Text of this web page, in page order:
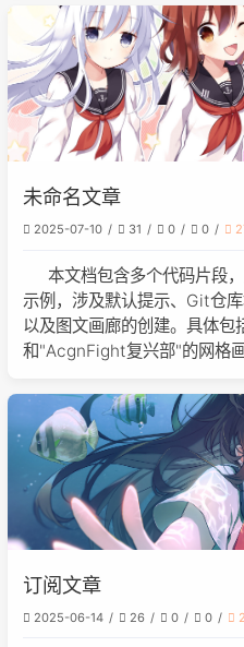
个领域。
未命名文章
2025-07-10 31 0 0
本文档包含多个代码片段
示例，涉及默认提示、Git仓
以及图文画廊的创建。具体
和"AcgnFight复兴部"的网格
订阅文章
2025-06-14 26 0 0